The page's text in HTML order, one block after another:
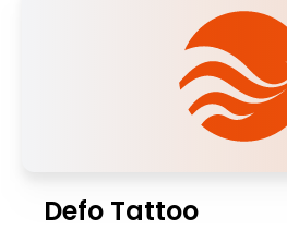
Defo Tattoo